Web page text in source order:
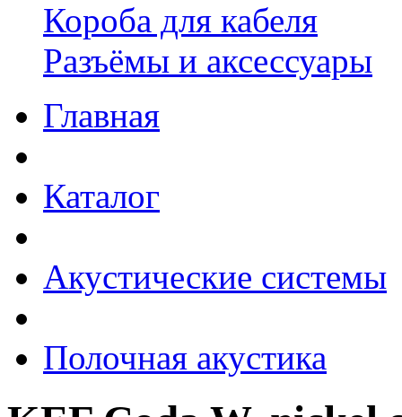
Короба для кабеля
Разъёмы и аксессуары
Главная
Каталог
Акустические системы
Полочная акустика